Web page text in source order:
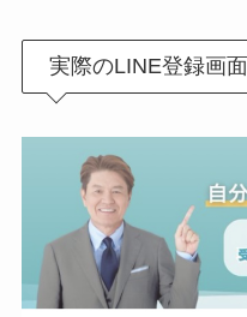
実際のLINE登録画面